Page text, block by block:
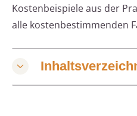
Kostenbeispiele aus der
alle kostenbestimmenden